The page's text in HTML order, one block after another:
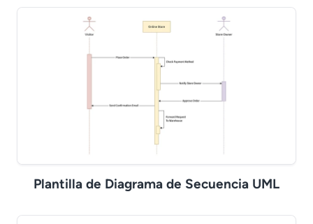
Plantilla de Diagrama de Secuencia UML